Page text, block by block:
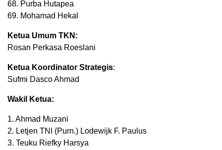
68. Purba Hutapea
69. Mohamad Hekal
Ketua Umum TKN:
Rosan Perkasa Roeslani
Ketua Koordinator Strategis:
Sufmi Dasco Ahmad
Wakil Ketua:
1. Ahmad Muzani
2. Letjen TNI (Purn.) Lodewijk F. Paulus
3. Teuku Riefky Harsya